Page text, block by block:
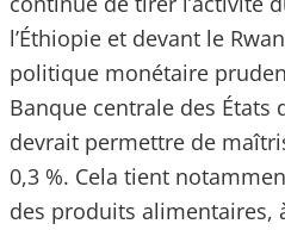
l’Éthiopie et devant le
politique monétaire
Banque centrale des États
devrait permettre de
0,3 %. Cela tient
des produits alimentaires,